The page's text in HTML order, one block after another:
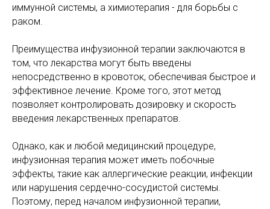
иммунной системы, а химиотерапия - для борьбы с
раком.
Преимущества инфузионной терапии заключаются в
том, что лекарства могут быть введены
непосредственно в кровоток, обеспечивая быстрое и
эффективное лечение. Кроме того, этот метод
позволяет контролировать дозировку и скорость
введения лекарственных препаратов.
Однако, как и любой медицинский процедуре,
инфузионная терапия может иметь побочные
эффекты, такие как аллергические реакции, инфекции
или нарушения сердечно-сосудистой системы.
Поэтому, перед началом инфузионной терапии,